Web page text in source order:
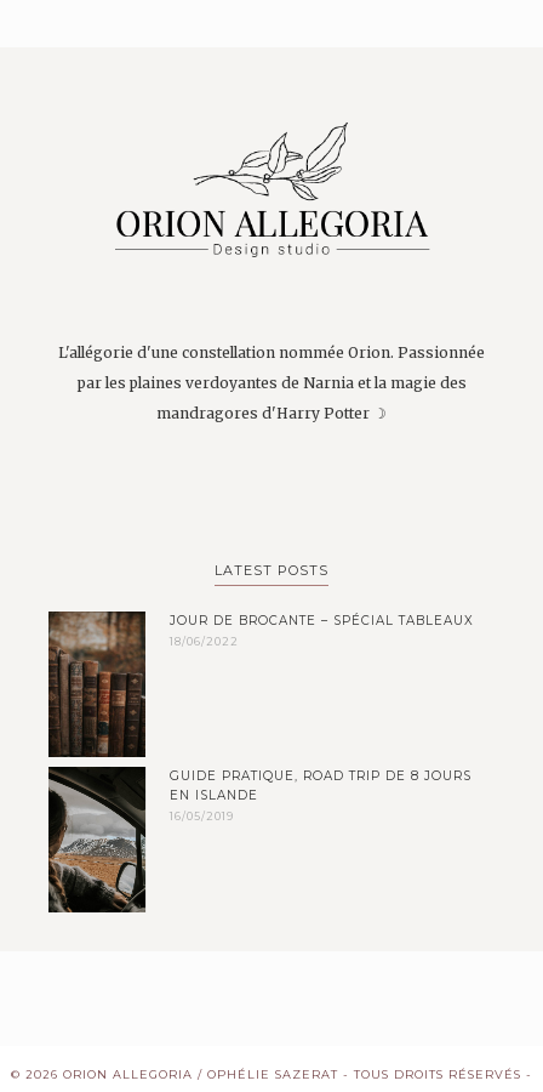
L'allégorie d'une constellation nommée Orion. Passionnée
par les plaines verdoyantes de Narnia et la magie des
mandragores d'Harry Potter ☽
LATEST POSTS
JOUR DE BROCANTE – SPÉCIAL TABLEAUX
18/06/2022
GUIDE PRATIQUE, ROAD TRIP DE 8 JOURS
EN ISLANDE
16/05/2019
© 2026 ORION ALLEGORIA / OPHÉLIE SAZERAT - TOUS DROITS RÉSERVÉS -